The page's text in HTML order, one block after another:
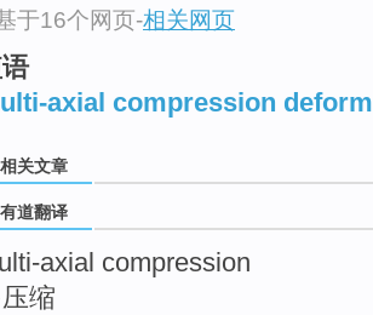
于16个网页-相关网页
axial compression
相关文章
有道翻译
axial compression
缩